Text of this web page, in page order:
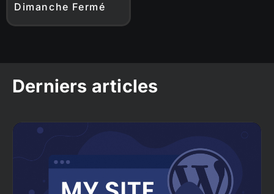
Dimanche Fermé
Derniers articles